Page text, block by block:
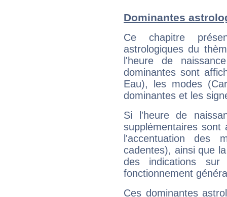
Dominantes
Ce chapitre
astrologiques du
l'heure de
dominantes sont
Eau), les modes
dominantes et les
Si l'heure de
supplémentaires sont
l'accentuation des
cadentes), ainsi que
des indications sur
fonctionnement
Ces dominantes